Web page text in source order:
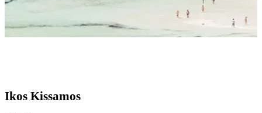
Ikos Kissamos